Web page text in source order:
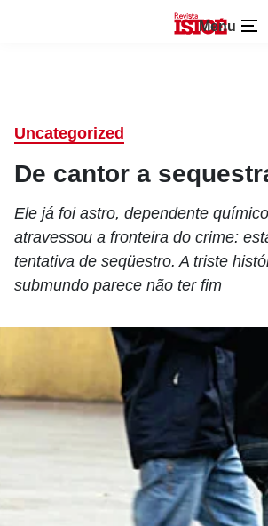
Menu
Uncategorized
De cantor a
Ele já foi astro, dependente
atravessou a fronteira do crime:
tentativa de seqüestro. A triste
submundo parece não ter fim